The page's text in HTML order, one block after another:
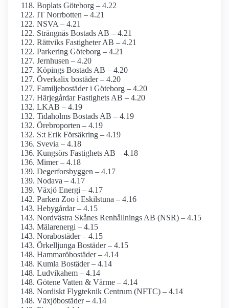
Boplats Göteborg – 4.22
IT Norrbotten – 4.21
NSVA – 4.21
Strängnäs Bostads AB – 4.21
Rättviks Fastigheter AB – 4.21
Parkering Göteborg – 4.21
Jernhusen – 4.20
Köpings Bostads AB – 4.20
Överkalix bostäder – 4.20
Familjebostäder i Göteborg – 4.20
Härjegårdar Fastighets AB – 4.20
LKAB – 4.19
Tidaholms Bostads AB – 4.19
Örebroporten – 4.19
S:t Erik Försäkring – 4.19
Svevia – 4.18
Kungsörs Fastighets AB – 4.18
Mimer – 4.18
Degerforsbyggen – 4.17
Nodava – 4.17
Växjö Energi – 4.17
Parken Zoo i Eskilstuna – 4.16
Hebygårdar – 4.15
Nordvästra Skånes Renhållnings AB (NSR) – 4.15
Mälarenergi – 4.15
Norabostäder – 4.15
Örkelljunga Bostäder – 4.15
Hammaröbostäder – 4.14
Kumla Bostäder – 4.14
Ludvikahem – 4.14
Götene Vatten & Värme – 4.14
Nordiskt Flygteknik Centrum (NFTC) – 4.14
Växjöbostäder – 4.14